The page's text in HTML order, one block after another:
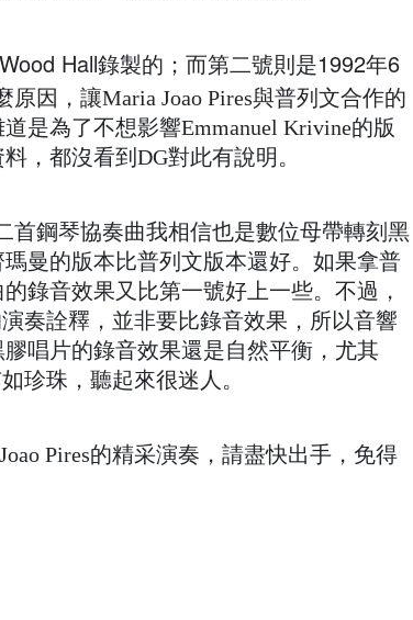
Hall錄製的；而第二號則是1992年6
原因，讓Maria Joao Pires與普列文合作的
是為了不想影響Emmanuel Krivine的版
，都沒看到DG對此有說明。
首鋼琴協奏曲我相信也是數位母帶轉刻黑
曼的版本比普列文版本還好。如果拿普
錄音效果又比第一號好上一些。不過，
演奏詮釋，並非要比錄音效果，所以音響
唱片的錄音效果還是自然平衡，尤其
珍珠，聽起來很迷人。
Pires的精采演奏，請盡快出手，免得